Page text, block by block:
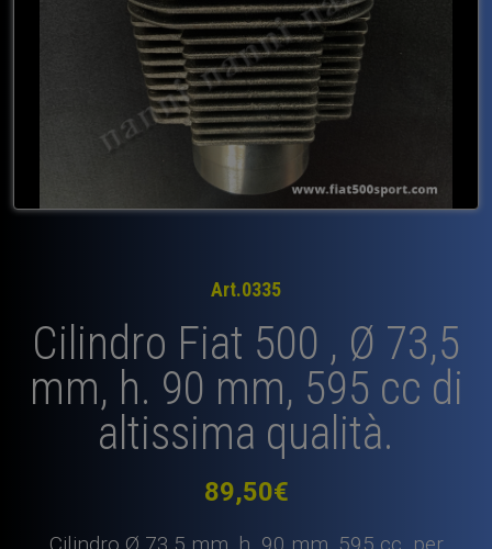
Art.0335
Cilindro Fiat 500 , Ø 73,5
mm, h. 90 mm, 595 cc di
altissima qualità.
89,50€
Cilindro Ø 73,5 mm, h. 90 mm, 595 cc. per